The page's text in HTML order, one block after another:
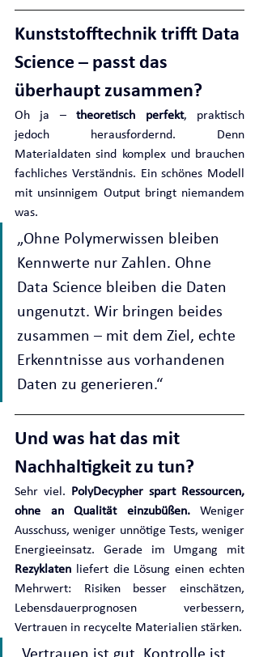
Kunststofftechnik trifft Data
Science – passt das
überhaupt zusammen?
Oh ja – theoretisch perfekt, praktisch
jedoch herausfordernd. Denn
Materialdaten sind komplex und brauchen
fachliches Verständnis. Ein schönes Modell
mit unsinnigem Output bringt niemandem
was.
„Ohne Polymerwissen bleiben
Kennwerte nur Zahlen. Ohne
Data Science bleiben die Daten
ungenutzt. Wir bringen beides
zusammen – mit dem Ziel, echte
Erkenntnisse aus vorhandenen
Daten zu generieren.“
Und was hat das mit
Nachhaltigkeit zu tun?
Sehr viel. PolyDecypher spart Ressourcen,
ohne an Qualität einzubüßen. Weniger
Ausschuss, weniger unnötige Tests, weniger
Rezyklaten liefert die Lösung einen echten
Mehrwert: Risiken besser einschätzen,
Lebensdauerprognosen verbessern,
Vertrauen in recycelte Materialien stärken.